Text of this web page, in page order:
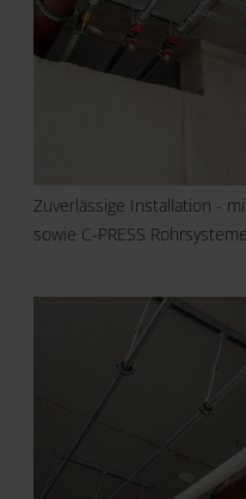
Zuverlässige Installation -
sowie C-PRESS